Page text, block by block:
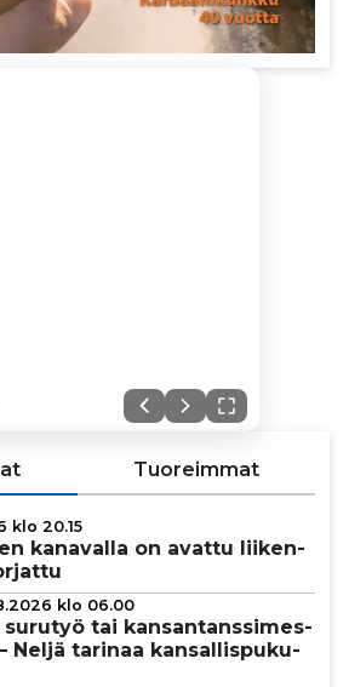
Tuoreimmat
klo 20.15
kanavalla on avattu lii­ken­
klo 06.00
surutyö tai kan­san­tans­si­mes­
Neljä tarinaa kan­sal­lis­pu­ku­